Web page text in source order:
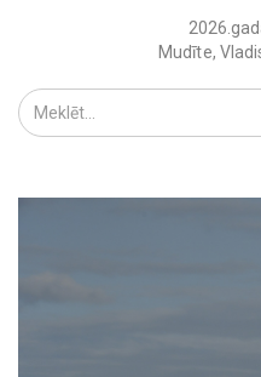
Mudīte,